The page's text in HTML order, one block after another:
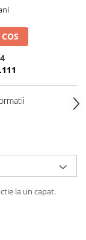
la un capat.